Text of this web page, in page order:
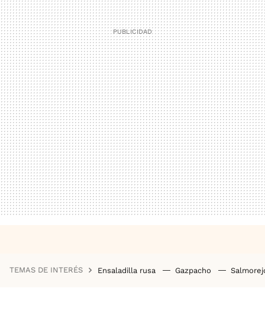
TEMAS DE INTERÉS Ensaladilla rusa Gazpacho